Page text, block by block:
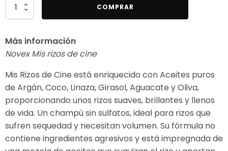
Novex
Champú
de
Cine
cantidad
COMPRAR
Más información
Novex Mis rizos de cine
Mis Rizos de Cine está enriquecido con Aceites puros
de Argán, Coco, Linaza, Girasol, Aguacate y Oliva,
proporcionando unos rizos suaves, brillantes y llenos
de vida. Un champú sin sulfatos, ideal para rizos que
sufren sequedad y necesitan volumen. Su fórmula no
contiene ingredientes agresivos y está impregnada de